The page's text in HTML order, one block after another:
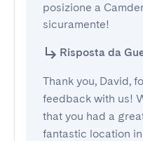
posizione a
sicuramente!
Risposta da
Thank you, David,
feedback with us!
that you had a
fantastic location